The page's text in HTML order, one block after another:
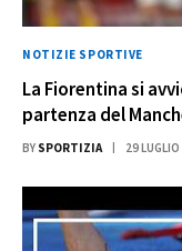
NOTIZIE SPORTIVE
La Fiorentina si
partenza del
BY SPORTIZIA 29